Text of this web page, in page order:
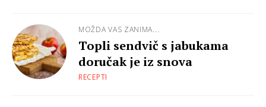
MOŽDA VAS ZANIMA...
Topli sendvič s jabukama
doručak je iz snova
RECEPTI